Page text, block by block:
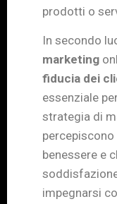
prodotti o
In secondo
marketing
fiducia dei
essenziale
strategia di
percepiscono
benessere e
impegnarsi